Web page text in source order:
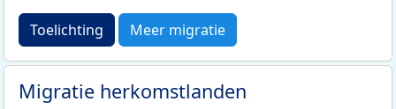
Toelichting Meer migratie
Migratie herkomstlanden